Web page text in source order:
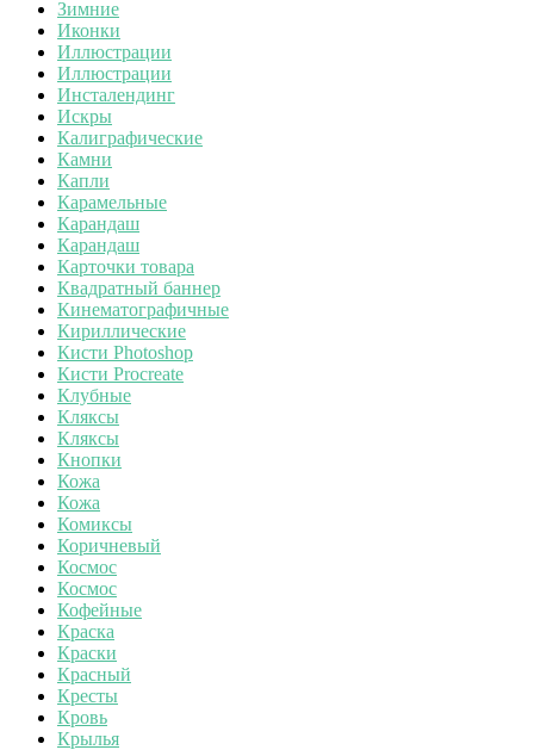
Зимние
Иконки
Иллюстрации
Иллюстрации
Инсталендинг
Искры
Калиграфические
Камни
Капли
Карамельные
Карандаш
Карандаш
Карточки товара
Квадратный баннер
Кинематографичные
Кириллические
Кисти Photoshop
Кисти Procreate
Клубные
Кляксы
Кляксы
Кнопки
Кожа
Кожа
Комиксы
Коричневый
Космос
Космос
Кофейные
Краска
Краски
Красный
Кресты
Кровь
Крылья